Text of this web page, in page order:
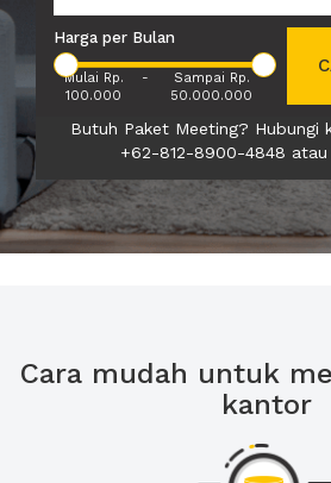
Harga per Bulan
Mulai Rp.
100.000
-
Sampai Rp.
50.000.000
Butuh Paket Meeting? Hubungi
+62-812-8900-4848 atau
Cara mudah untuk
kantor